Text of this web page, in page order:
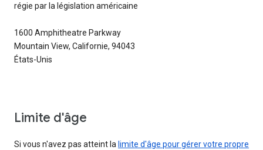
régie par la législation américaine
1600 Amphitheatre Parkway
Mountain View, Californie, 94043
États-Unis
Limite d'âge
Si vous n'avez pas atteint la limite d'âge pour gérer votre propre